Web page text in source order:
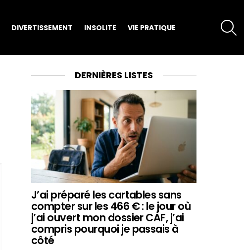
DIVERTISSEMENT INSOLITE VIE PRATIQUE
DERNIÈRES LISTES
J’ai préparé les cartables sans
compter sur les 466 € : le jour où
j’ai ouvert mon dossier CAF, j’ai
compris pourquoi je passais à
côté